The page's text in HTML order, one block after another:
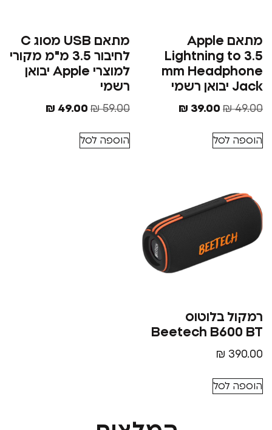
מתאם Apple
Lightning
mm
39.00
₪
מתאם USB מסוג C
לחיבור 3.5 מ"מ מקורי
למוצרי Apple יבואן
רשמי
49.00
₪
הוספה לסל
בלוטוס
Beetech
₪